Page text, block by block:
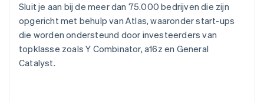
Sluit je aan bij de meer dan 75.000 bedrijven die zijn
opgericht met behulp van Atlas, waaronder start-ups
die worden ondersteund door investeerders van
topklasse zoals Y Combinator, a16z en General
Catalyst.